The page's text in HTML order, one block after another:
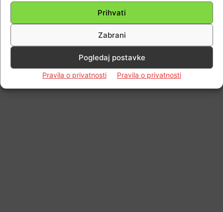
Prihvati
Zabrani
Pogledaj postavke
Pravila o privatnosti Pravila o privatnosti
Impressum Kontaktirajte nas Pravila o privatnosti
© Newspaper WordPress Theme by TagDiv